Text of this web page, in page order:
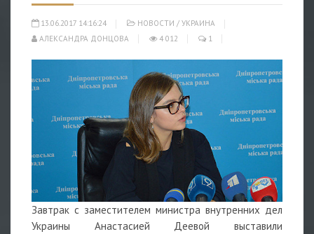
13.06.2017 14:16:24 НОВОСТИ / УКРАИНА
АЛЕКСАНДРА ДОНЦОВА
4 012 1
Завтрак с заместителем министра внутренних дел
Украины Анастасией Деевой выставили